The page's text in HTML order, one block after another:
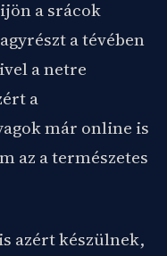
a srácok
a tévében
a netre
a
már online is
az a természetes
azért készülnek,